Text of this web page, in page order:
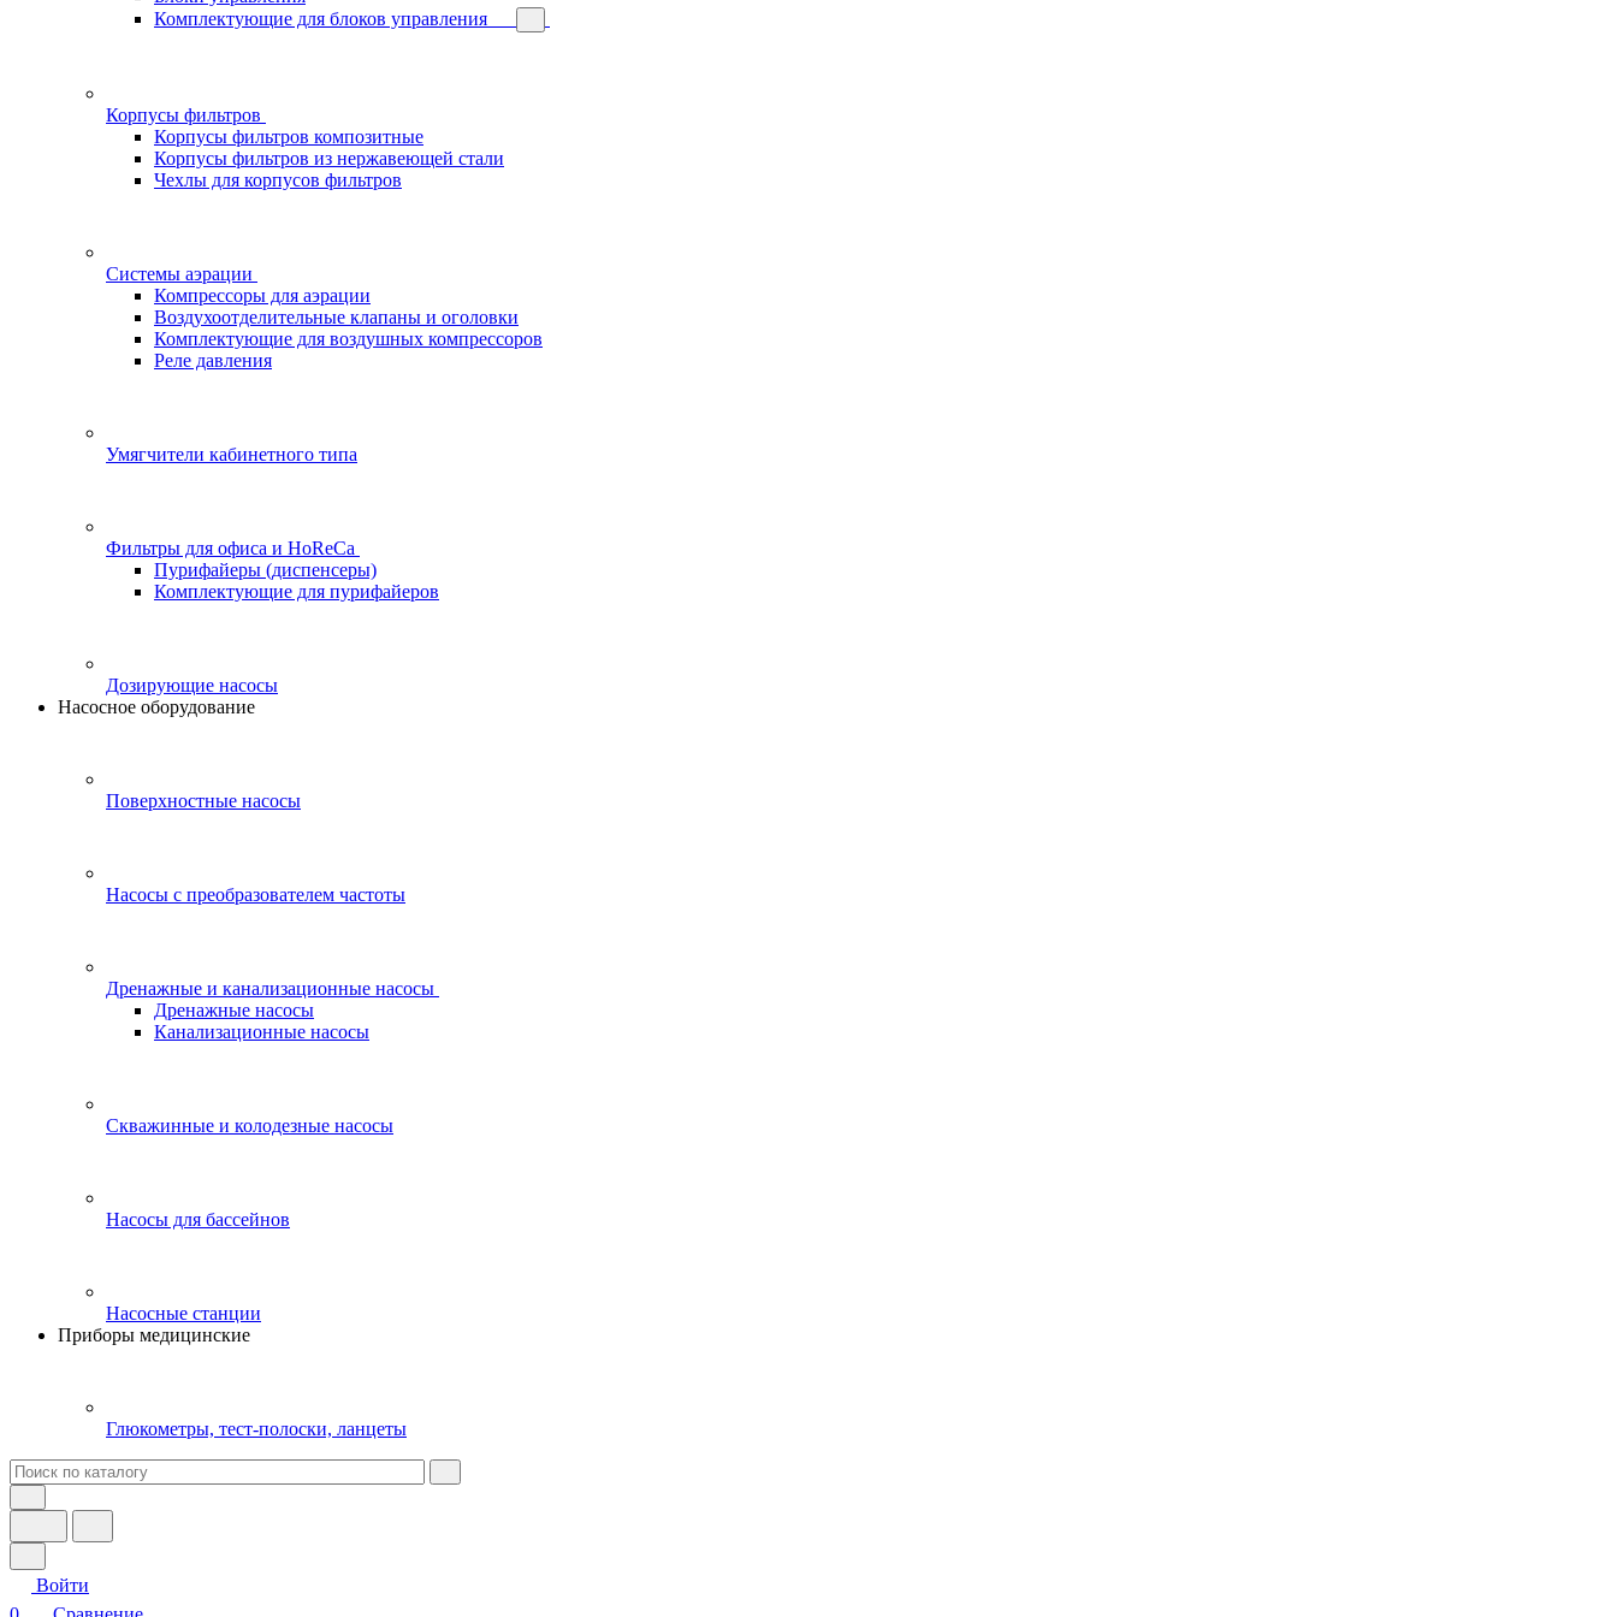
Комплектующие для блоков управления
Корпусы фильтров
Корпусы фильтров композитные
Корпусы фильтров из нержавеющей стали
Чехлы для корпусов фильтров
Системы аэрации
Компрессоры для аэрации
Воздухоотделительные клапаны и оголовки
Комплектующие для воздушных компрессоров
Реле давления
Умягчители кабинетного типа
Фильтры для офиса и HoReCa
Пурифайеры (диспенсеры)
Комплектующие для пурифайеров
Дозирующие насосы
Насосное оборудование
Поверхностные насосы
Насосы с преобразователем частоты
Дренажные и канализационные насосы
Дренажные насосы
Канализационные насосы
Скважинные и колодезные насосы
Насосы для бассейнов
Насосные станции
Приборы медицинские
Глюкометры, тест-полоски, ланцеты
Войти